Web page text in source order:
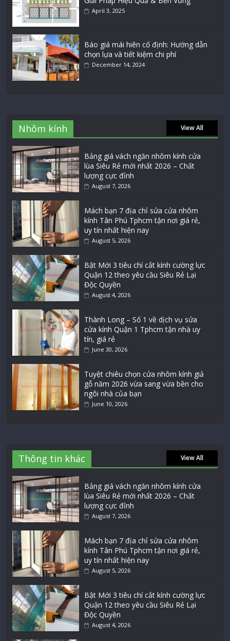
April 3, 2025
Báo giá mái hiên cố định: Hướng dẫn
chọn lựa và tiết kiệm chi phí
December 14, 2024
Nhôm kính View All
Bảng giá vách ngăn nhôm kính cửa
lùa Siêu Rẻ mới nhất 2026 – Chất
lượng cực đỉnh
August 7, 2026
Mách bạn 7 địa chỉ sửa cửa nhôm
kính Tân Phú Tphcm tận nơi giá rẻ,
uy tín nhất hiện nay
August 5, 2026
Bật Mới 3 tiêu chí cắt kính cường lực
Quận 12 theo yêu cầu Siêu Rẻ Lại
Độc Quyền
August 4, 2026
Thành Long – Số 1 về dịch vụ sửa
cửa kính Quận 1 Tphcm tận nhà uy
tín, giá rẻ
June 30, 2026
Tuyệt chiêu chọn cửa nhôm kính giả
gỗ năm 2026 vừa sang vừa bền cho
ngôi nhà của bạn
June 10, 2026
Thông tin khác View All
Bảng giá vách ngăn nhôm kính cửa
lùa Siêu Rẻ mới nhất 2026 – Chất
lượng cực đỉnh
August 7, 2026
Mách bạn 7 địa chỉ sửa cửa nhôm
kính Tân Phú Tphcm tận nơi giá rẻ,
uy tín nhất hiện nay
August 5, 2026
Bật Mới 3 tiêu chí cắt kính cường lực
Quận 12 theo yêu cầu Siêu Rẻ Lại
Độc Quyền
August 4, 2026